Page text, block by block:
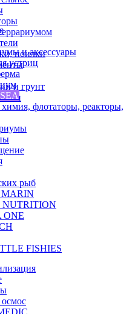
поилки
и грунт
и аксессуары
устриц
SEA
флотаторы, реакторы,
рыб
NUTRITION
ONE
FISHIES